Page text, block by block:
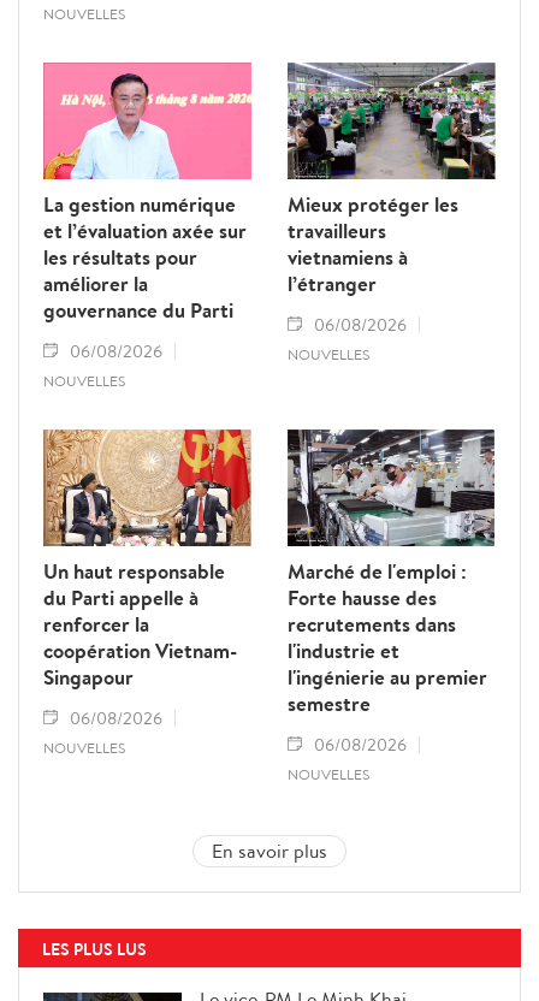
NOUVELLES
La gestion numérique
et l’évaluation axée sur
les résultats pour
améliorer la
gouvernance du Parti
06/08/2026
NOUVELLES
Mieux protéger les
travailleurs
vietnamiens à
l’étranger
06/08/2026
NOUVELLES
Un haut responsable
du Parti appelle à
renforcer la
coopération Vietnam-
Singapour
06/08/2026
NOUVELLES
Marché de l'emploi :
Forte hausse des
recrutements dans
l'industrie et
l'ingénierie au premier
semestre
06/08/2026
NOUVELLES
En savoir plus
LES PLUS LUS